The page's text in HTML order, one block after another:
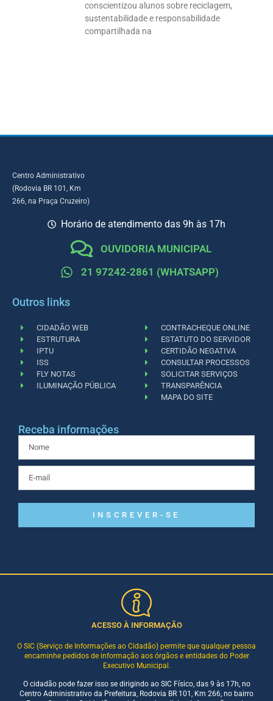
conscientizou alunos sobre reciclagem,
sustentabilidade e responsabilidade
compartilhada na
Centro Administrativo
(Rodovia BR 101, Km
266, na Praça Cruzeiro)
Horário de atendimento das 9h às 17h
OUVIDORIA MUNICIPAL
21 97242-2861 (WHATSAPP)
Outros links
CIDADÃO WEB
ESTRUTURA
IPTU
ISS
FLY NOTAS
ILUMINAÇÃO PÚBLICA
CONTRACHEQUE ONLINE
ESTATUTO DO SERVIDOR
CERTIDÃO NEGATIVA
CONSULTAR PROCESSOS
SOLICITAR SERVIÇOS
TRANSPARÊNCIA
MAPA DO SITE
Receba informações
INSCREVER-SE
ACESSO À INFORMAÇÃO
O SIC (Serviço de Informações ao Cidadão) permite que qualquer pessoa
encaminhe pedidos de informação aos órgãos e entidades do Poder
Executivo Municipal.
O cidadão pode fazer isso se dirigindo ao SIC Físico, das 9 às 17h, no
Centro Administrativo da Prefeitura, Rodovia BR 101, Km 266, no bairro